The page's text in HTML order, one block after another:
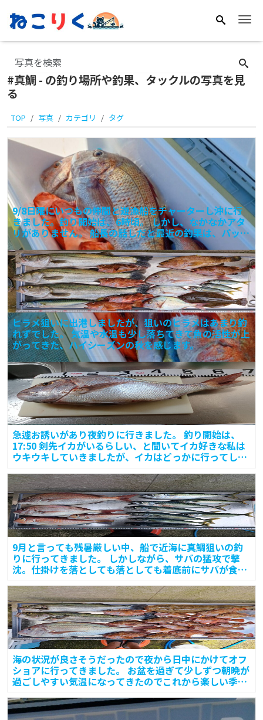
#真鯛 - の釣り場所や釣果、タックルの写真を見
る
TOP 写真 カテゴリ タグ
9/8日曜にいつもの仲間と遊漁船をチャーターし沖に行
きました。釣り開始は、6時頃。 しかし、なかなかアタ
リがありません。 船長の話しだと最近の釣果は、パッと
しな
ヒラメ狙いに出港しましたが、狙いのヒラメはあまり釣
れずでした。 気温や水温も少し落ちてきて魚の活性が上
がってきた、ハイシーズンの秋を感じます。
急遽お誘いがあり夜釣りに行きました。 釣り開始は、
17:50 剣先イカがいるらしい、と聞いてイカ好きな私は
ウキウキしていきましたが、イカはどっかに行ってしま
9月と言っても残暑厳しい中、船で近海に真鯛狙いの釣
りに行ってきました。 しかしながら、サバの猛攻で撃
沈。仕掛けを落としても落としても着底前にサバが食い
海の状況が良さそうだったので夜から日中にかけてオフ
ショアに行ってきました。 お盆を過ぎて少しずつ朝晩が
過ごしやすい気温になってきたのでこれから楽しい季節